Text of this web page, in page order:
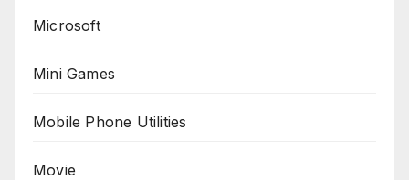
Microsoft
Mini Games
Mobile Phone Utilities
Movie